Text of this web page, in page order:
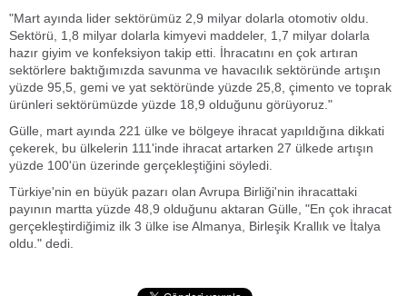
"Mart ayında lider sektörümüz 2,9 milyar dolarla otomotiv oldu.
Sektörü, 1,8 milyar dolarla kimyevi maddeler, 1,7 milyar dolarla
hazır giyim ve konfeksiyon takip etti. İhracatını en çok artıran
sektörlere baktığımızda savunma ve havacılık sektöründe artışın
yüzde 95,5, gemi ve yat sektöründe yüzde 25,8, çimento ve toprak
ürünleri sektörümüzde yüzde 18,9 olduğunu görüyoruz."
Gülle, mart ayında 221 ülke ve bölgeye ihracat yapıldığına dikkati
çekerek, bu ülkelerin 111'inde ihracat artarken 27 ülkede artışın
yüzde 100'ün üzerinde gerçekleştiğini söyledi.
Türkiye'nin en büyük pazarı olan Avrupa Birliği'nin ihracattaki
payının martta yüzde 48,9 olduğunu aktaran Gülle, "En çok ihracat
gerçekleştirdiğimiz ilk 3 ülke ise Almanya, Birleşik Krallık ve İtalya
oldu." dedi.